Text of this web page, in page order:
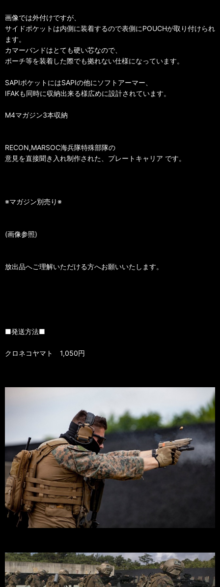
画像では外付けですが、
サイドポケットは内側に装着するので表側にPOUCHが取り付けられ
ます。
カマーバンドはとても硬い芯なので、
ポーチ等を装着した際でも拠れない仕様になっています。
SAPIポケットにはSAPIの他にソフトアーマー、
IFAKも同時に収納出来る様広めに設計されています。
M4マガジン3本収納
RECON,MARSOC海兵隊特殊部隊の
意見を直接聞き入れ制作された、プレートキャリア です。
※マガジン別売り※
(画像参照)
放出品へご理解いただける方へお願いいたします。
■発送方法■
クロネコヤマト 1,050円